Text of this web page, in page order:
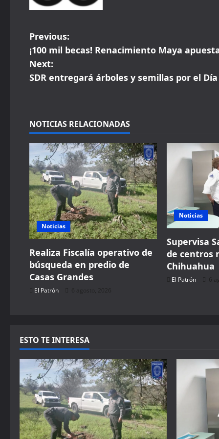
P
o
s
n
a
v
i
g
a
t
i
o
Previous:
¡100 mil becas! Renacimiento Maya
Next:
SDR entregará árboles y semillas por el
NOTICIAS RELACIONADAS
Noticias
Realiza Fiscalía operativo de
búsqueda en predio de
Casas Grandes
El Patrón 6 agosto, 2026
Noticias
Supervisa
de centros
Chihuahua
El Patrón 6
ESTO TE INTERESA